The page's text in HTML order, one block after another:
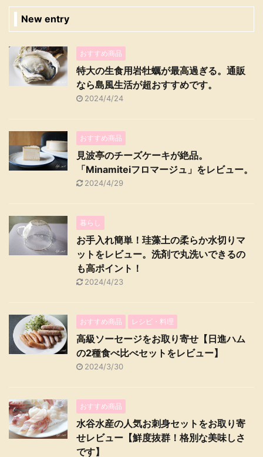
New entry
おすすめ商品
特大の生食用岩牡蠣が最高過ぎる。通販
なら島風生活が超おすすめです。
2024/4/24
おすすめ商品
見波亭のチーズケーキが絶品。
「Minamiteiフロマージュ」をレビュー。
2024/4/29
暮らし
お手入れ簡単！珪藻土の柔らか水切りマ
ットをレビュー。洗剤で丸洗いできるの
も高ポイント！
2024/4/23
おすすめ商品 レシピ・料理
高級ソーセージをお取り寄せ【日進ハム
の2種食べ比べセットをレビュー】
2024/3/30
おすすめ商品
水谷水産の人気お刺身セットをお取り寄
せレビュー【鮮度抜群！格別な美味しさ
です】